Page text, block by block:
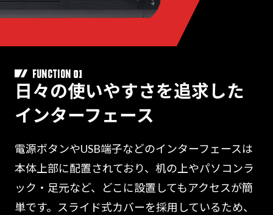
FUNCTION 01
日々の使いやすさを追求した
インターフェース
電源ボタンやUSB端子などのインターフェースは
本体上部に配置されており、机の上やパソコンラ
ック・足元など、どこに設置してもアクセスが簡
単です。スライド式カバーを採用しているため、